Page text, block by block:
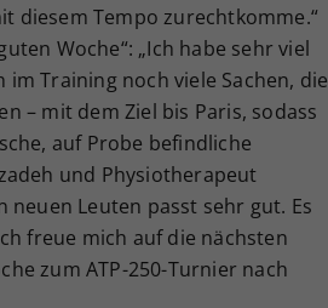
diesem Tempo zurechtkomme.“
Woche“: „Ich habe sehr viel
Training noch viele Sachen, die
– mit dem Ziel bis Paris, sodass
auf Probe befindliche
und Physiotherapeut
neuen Leuten passt sehr gut. Es
freue mich auf die nächsten
zum ATP-250-Turnier nach